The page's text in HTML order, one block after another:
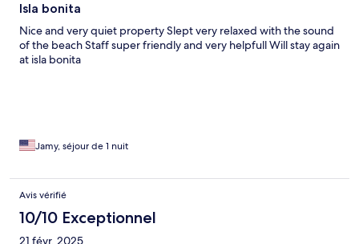
Isla bonita
Nice and very quiet property Slept very relaxed with the sound
of the beach Staff super friendly and very helpfull Will stay again
at isla bonita
Jamy, séjour de 1 nuit
Avis vérifié
10/10 Exceptionnel
21 févr. 2025